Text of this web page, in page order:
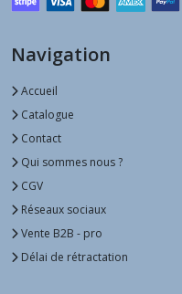
Navigation
Accueil
Catalogue
Contact
Qui sommes nous ?
CGV
Réseaux sociaux
Vente B2B - pro
Délai de rétractation